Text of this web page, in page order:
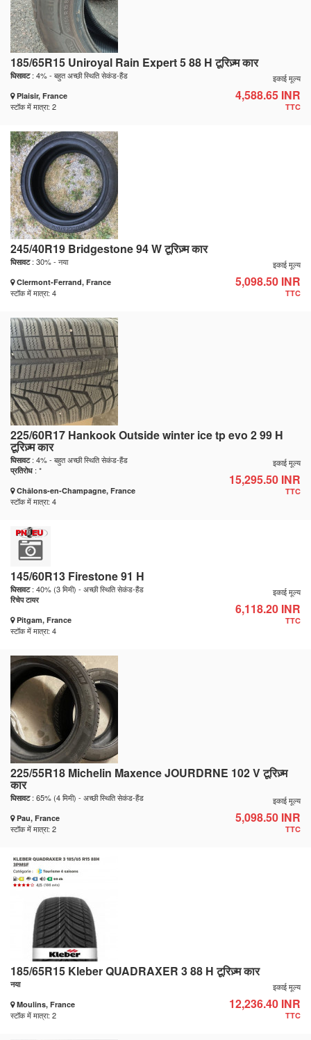
185/65R15 Uniroyal Rain Expert 5 88 H टूरिज़्म कार
घिसावट: 4% - बहुत अच्छी स्थिति सेकंड-हैंड
Plaisir, France
स्टॉक में मात्रा: 2
इकाई मूल्य
4,588.65 INR
TTC
245/40R19 Bridgestone 94 W टूरिज़्म कार
घिसावट: 30% - नया
Clermont-Ferrand, France
स्टॉक में मात्रा: 4
इकाई मूल्य
5,098.50 INR
TTC
225/60R17 Hankook Outside winter ice tp evo 2 99 H
टूरिज़्म कार
घिसावट: 4% - बहुत अच्छी स्थिति सेकंड-हैंड
प्रतिरोध : *
Châlons-en-Champagne, France
स्टॉक में मात्रा: 4
इकाई मूल्य
15,295.50 INR
TTC
145/60R13 Firestone 91 H
घिसावट: 40% (3 मिमी) - अच्छी स्थिति सेकंड-हैंड
रिचेप टायर
Pitgam, France
स्टॉक में मात्रा: 4
इकाई मूल्य
6,118.20 INR
TTC
225/55R18 Michelin Maxence JOURDRNE 102 V टूरिज़्म
कार
घिसावट: 65% (4 मिमी) - अच्छी स्थिति सेकंड-हैंड
Pau, France
स्टॉक में मात्रा: 2
इकाई मूल्य
5,098.50 INR
TTC
185/65R15 Kleber QUADRAXER 3 88 H टूरिज़्म कार
नया
Moulins, France
स्टॉक में मात्रा: 2
इकाई मूल्य
12,236.40 INR
TTC